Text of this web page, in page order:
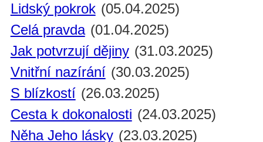
Lidský pokrok (05.04.2025)
Celá pravda (01.04.2025)
Jak potvrzují dějiny (31.03.2025)
Vnitřní nazírání (30.03.2025)
S blízkostí (26.03.2025)
Cesta k dokonalosti (24.03.2025)
Něha Jeho lásky (23.03.2025)